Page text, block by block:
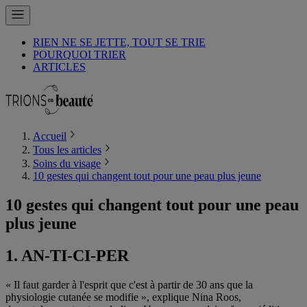
RIEN NE SE JETTE, TOUT SE TRIE
POURQUOI TRIER
ARTICLES
Accueil
Tous les articles
Soins du visage
10 gestes qui changent tout pour une peau plus jeune
10 gestes qui changent tout pour une peau
plus jeune
1. AN-TI-CI-PER
« Il faut garder à l'esprit que c'est à partir de 30 ans que la
physiologie cutanée se modifie », explique Nina Roos,